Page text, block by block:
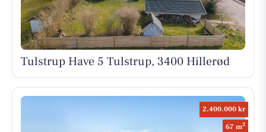
Tulstrup Have 5 Tulstrup, 3400 Hillerød
2.400.000 kr
67 m2